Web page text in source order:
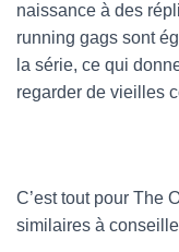
naissance à des
running gags sont
la série, ce qui
regarder de vieilles
C’est tout pour The
similaires à